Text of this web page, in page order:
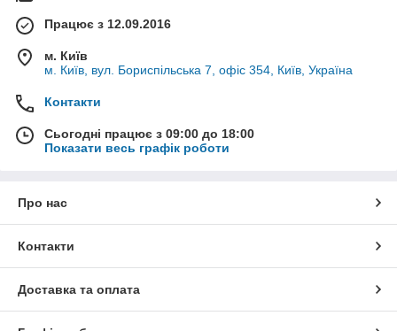
Працює з 12.09.2016
м. Київ
м. Київ, вул. Бориспільська 7, офіс 354, Київ, Україна
Контакти
Сьогодні працює з 09:00 до 18:00
Показати весь графік роботи
Про нас
Контакти
Доставка та оплата